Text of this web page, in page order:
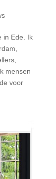
in Ede. Ik
mensen
voor